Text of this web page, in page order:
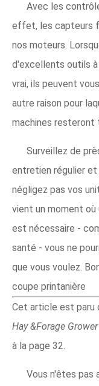
Avec les
effet, les capteurs
nos moteurs.
d'excellents outils à
vrai, ils peuvent
autre raison pour
machines resteront
Surveillez de
entretien régulier et
négligez pas vos
vient un moment où
est nécessaire -
santé - vous ne
que vous voulez.
coupe printanière
Cet article est paru
Hay &Forage Grower
à la page 32.
Vous n'êtes pas